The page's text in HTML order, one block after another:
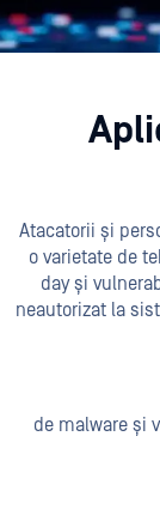
Atacatorii și
o varietate de
day și
neautorizat la
de malware și